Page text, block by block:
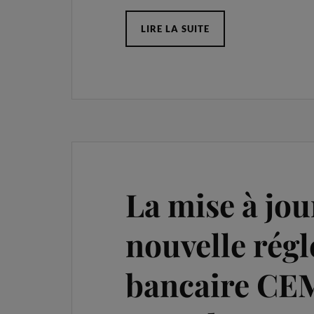
LIRE LA SUITE
La mise à
nouvelle
bancaire